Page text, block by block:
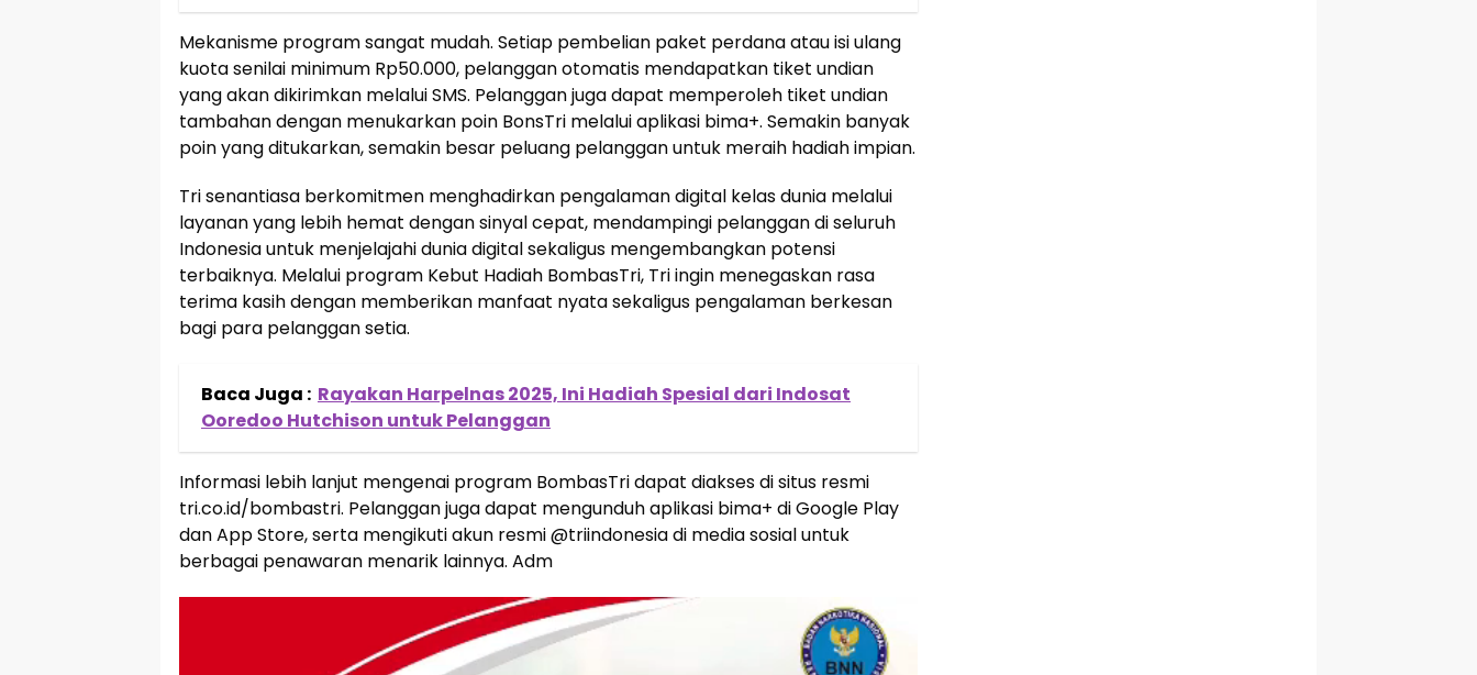
Mekanisme program sangat mudah. Setiap pembelian paket perdana atau isi ulang
kuota senilai minimum Rp50.000, pelanggan otomatis mendapatkan tiket undian
yang akan dikirimkan melalui SMS. Pelanggan juga dapat memperoleh tiket undian
tambahan dengan menukarkan poin BonsTri melalui aplikasi bima+. Semakin banyak
poin yang ditukarkan, semakin besar peluang pelanggan untuk meraih hadiah impian.
Tri senantiasa berkomitmen menghadirkan pengalaman digital kelas dunia melalui
layanan yang lebih hemat dengan sinyal cepat, mendampingi pelanggan di seluruh
Indonesia untuk menjelajahi dunia digital sekaligus mengembangkan potensi
terbaiknya. Melalui program Kebut Hadiah BombasTri, Tri ingin menegaskan rasa
terima kasih dengan memberikan manfaat nyata sekaligus pengalaman berkesan
bagi para pelanggan setia.
Baca Juga : Rayakan Harpelnas 2025, Ini Hadiah Spesial dari Indosat
Ooredoo Hutchison untuk Pelanggan
Informasi lebih lanjut mengenai program BombasTri dapat diakses di situs resmi
tri.co.id/bombastri. Pelanggan juga dapat mengunduh aplikasi bima+ di Google Play
dan App Store, serta mengikuti akun resmi @triindonesia di media sosial untuk
berbagai penawaran menarik lainnya. Adm